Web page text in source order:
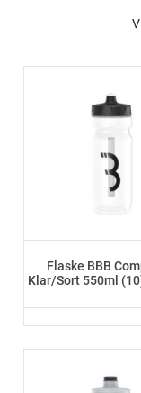
Flaske BBB
Klar/Sort 550ml